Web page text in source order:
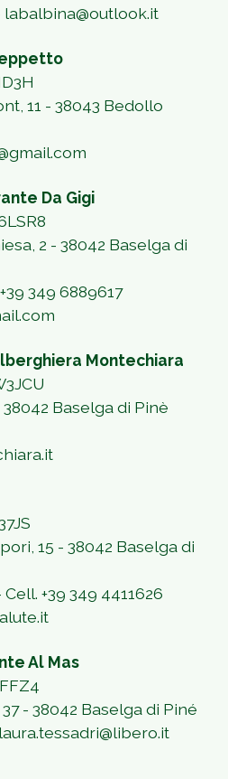
labalbina@outlook.it
11 - 38043 Bedollo
Da Gigi
2 - 38042 Baselga di
349 6889617
Montechiara
Baselga di Pinè
15 - 38042 Baselga di
+39 349 4411626
Al Mas
- 38042 Baselga di Piné